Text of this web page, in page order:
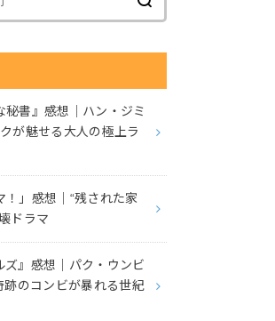
秘書』感想｜ハン・ジミ
が魅せる大人の極上ラ
！」感想｜“残された家
ドラマ
ズ』感想｜パク・ウンビ
跡のコンビが暴れる世紀